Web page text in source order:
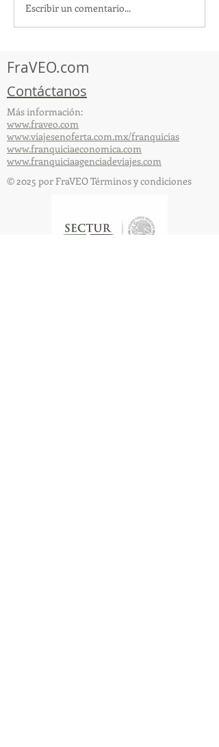
¡Acapulco y Guerrero se
Visten de Fiesta!
Escribir un comentario...
FraVEO.com
Contáctanos
Más información:
www.fraveo.com
www.viajesenoferta.com.mx/franquicias
www.franquiciaeconomica.com
www.franquiciaagenciadeviajes.com
© 2025 por FraVEO Términos y condiciones